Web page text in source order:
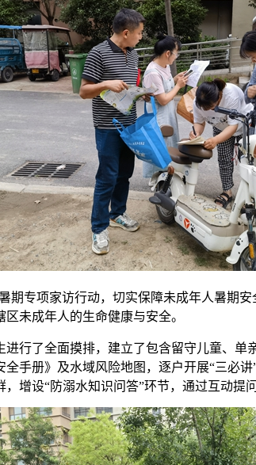
期专项家访行动，切实保障未成年人暑期
未成年人的生命健康与安全。
行了全面摸排，建立了包含留守儿童、
手册》及水域风险地图，逐户开展“三必
增设“防溺水知识问答”环节，通过互动提